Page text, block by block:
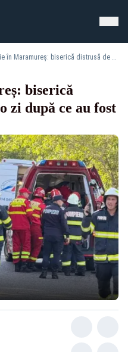
Tragedie în Maramureș: biserică distrusă de flăcări la o zi după ce au fost montate clopotele
biserică
zi după ce au fost